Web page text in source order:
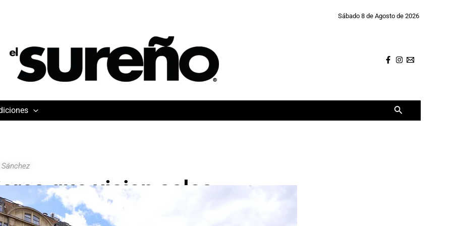
Sábado 8 de Agosto de 2026
Buscar
que viajan solas